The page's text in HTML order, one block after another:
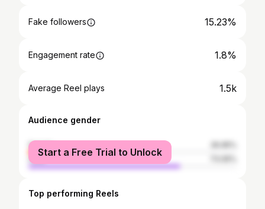
Fake followers 15.23%
Engagement rate 1.8%
Average Reel plays 1.5k
Audience gender
female
male
Start a Free Trial to Unlock
Top performing Reels